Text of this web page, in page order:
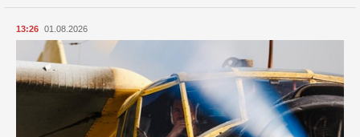
13:26 01.08.2026